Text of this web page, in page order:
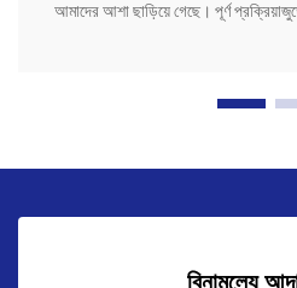
আমাদের আশা ছাড়িয়ে গেছে। পূর্ণ
বিনামূল্যে